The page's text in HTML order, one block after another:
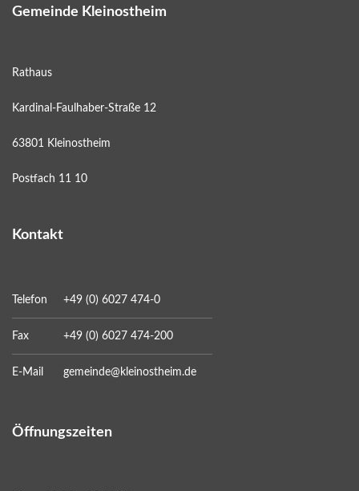
Gemeinde Kleinostheim
Rathaus
Kardinal-Faulhaber-Straße 12
63801 Kleinostheim
Postfach 11 10
Kontakt
Telefon +49 (0) 6027 474-0
Fax +49 (0) 6027 474-200
E-Mail gemeinde@kleinostheim.de
Öffnungszeiten